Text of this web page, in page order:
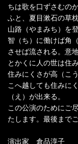
ちは歌を口ずさむの
ふと、夏目漱石の草
山路（やまみち）を
智（ち）に働けば角
させば流される。意
とかくに人の世は住
住みにくさが高（こ
こへ越しても住みに
（え）が出来る。
この公演のためにご
たします。最後まで
演出家 倉品淳子